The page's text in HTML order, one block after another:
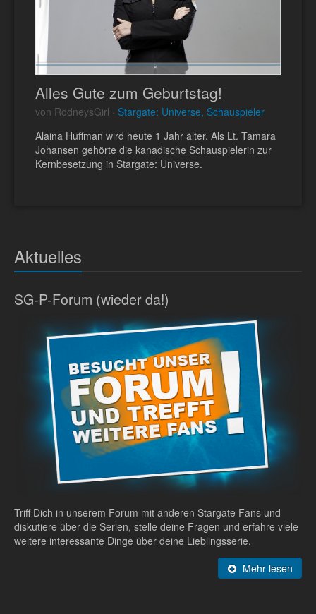
Alles Gute zum Geburtstag!
von RodneysGirl · Stargate: Universe, Schauspieler
Alaina Huffman wird heute 1 Jahr älter. Als Lt. Tamara
Johansen gehörte die kanadische Schauspielerin zur
Kernbesetzung in Stargate: Universe.
Aktuelles
SG-P-Forum (wieder da!)
Triff Dich in unserem Forum mit anderen Stargate Fans und
diskutiere über die Serien, stelle deine Fragen und erfahre viele
weitere interessante Dinge über deine Lieblingsserie.
Mehr lesen